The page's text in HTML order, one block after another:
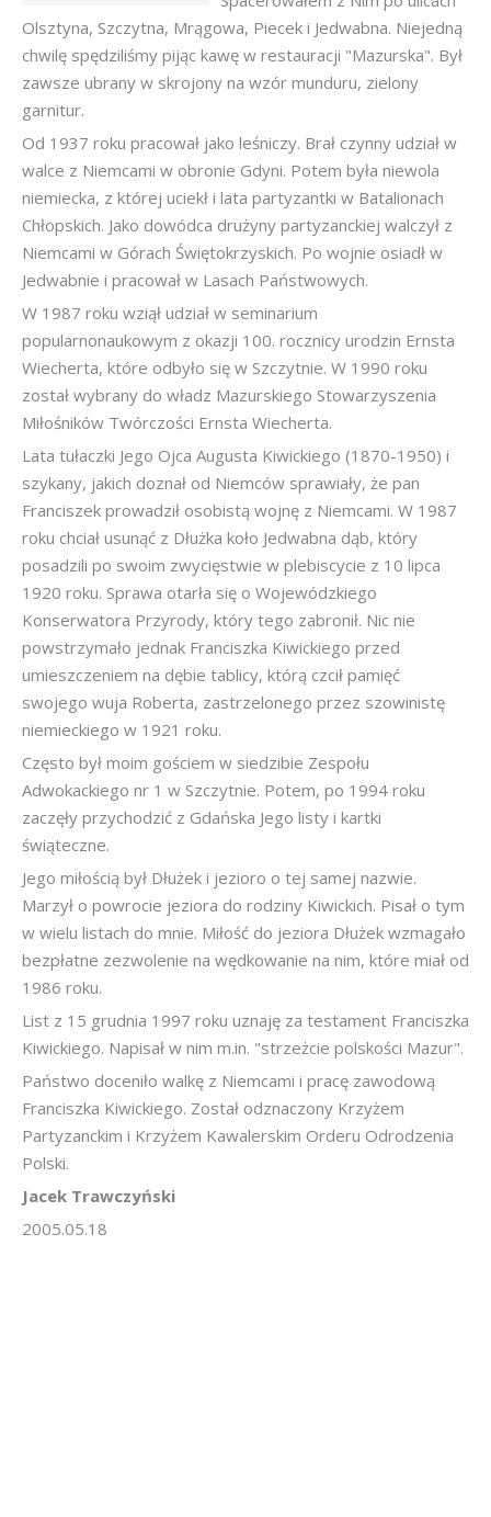
Olsztyna, Szczytna, Mrągowa, Piecek i Jedwabna. Niejedną
chwilę spędziliśmy pijąc kawę w restauracji "Mazurska". Był
zawsze ubrany w skrojony na wzór munduru, zielony
garnitur.
Od 1937 roku pracował jako leśniczy. Brał czynny udział w
walce z Niemcami w obronie Gdyni. Potem była niewola
niemiecka, z której uciekł i lata partyzantki w Batalionach
Chłopskich. Jako dowódca drużyny partyzanckiej walczył z
Niemcami w Górach Świętokrzyskich. Po wojnie osiadł w
Jedwabnie i pracował w Lasach Państwowych.
W 1987 roku wziął udział w seminarium
popularnonaukowym z okazji 100. rocznicy urodzin Ernsta
Wiecherta, które odbyło się w Szczytnie. W 1990 roku
został wybrany do władz Mazurskiego Stowarzyszenia
Miłośników Twórczości Ernsta Wiecherta.
Lata tułaczki Jego Ojca Augusta Kiwickiego (1870-1950) i
szykany, jakich doznał od Niemców sprawiały, że pan
Franciszek prowadził osobistą wojnę z Niemcami. W 1987
roku chciał usunąć z Dłużka koło Jedwabna dąb, który
posadzili po swoim zwycięstwie w plebiscycie z 10 lipca
1920 roku. Sprawa otarła się o Wojewódzkiego
Konserwatora Przyrody, który tego zabronił. Nic nie
powstrzymało jednak Franciszka Kiwickiego przed
umieszczeniem na dębie tablicy, którą czcił pamięć
swojego wuja Roberta, zastrzelonego przez szowinistę
niemieckiego w 1921 roku.
Często był moim gościem w siedzibie Zespołu
Adwokackiego nr 1 w Szczytnie. Potem, po 1994 roku
zaczęły przychodzić z Gdańska Jego listy i kartki
świąteczne.
Jego miłością był Dłużek i jezioro o tej samej nazwie.
Marzył o powrocie jeziora do rodziny Kiwickich. Pisał o tym
w wielu listach do mnie. Miłość do jeziora Dłużek wzmagało
bezpłatne zezwolenie na wędkowanie na nim, które miał od
1986 roku.
List z 15 grudnia 1997 roku uznaję za testament Franciszka
Kiwickiego. Napisał w nim m.in. "strzeżcie polskości Mazur".
Państwo doceniło walkę z Niemcami i pracę zawodową
Franciszka Kiwickiego. Został odznaczony Krzyżem
Partyzanckim i Krzyżem Kawalerskim Orderu Odrodzenia
Polski.
Jacek Trawczyński
2005.05.18